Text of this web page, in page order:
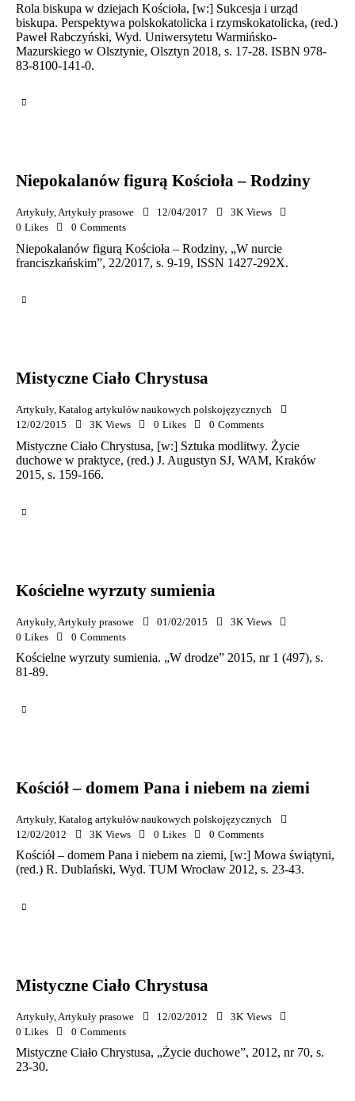
Rola biskupa w dziejach Kościoła, [w:] Sukcesja i urząd
biskupa. Perspektywa polskokatolicka i rzymskokatolicka, (red.)
Paweł Rabczyński, Wyd. Uniwersytetu Warmińsko-
Mazurskiego w Olsztynie, Olsztyn 2018, s. 17-28. ISBN 978-
83-8100-141-0.
Niepokalanów figurą Kościoła – Rodziny
Artykuły,Artykuły prasowe 12/04/2017 3K Views
0 Likes 0 Comments
Niepokalanów figurą Kościoła – Rodziny, „W nurcie
franciszkańskim”, 22/2017, s. 9-19, ISSN 1427-292X.
Mistyczne Ciało Chrystusa
Artykuły, Katalog artykułów naukowych polskojęzycznych
12/02/2015
3K Views 0 Likes 0 Comments
Mistyczne Ciało Chrystusa, [w:] Sztuka modlitwy. Życie
duchowe w praktyce, (red.) J. Augustyn SJ, WAM, Kraków
2015, s. 159-166.
Kościelne wyrzuty sumienia
Artykuły, Artykuły prasowe 01/02/2015 3K Views
0 Likes 0 Comments
Kościelne wyrzuty sumienia. „W drodze” 2015, nr 1 (497), s.
81-89.
Kościół – domem Pana i niebem na ziemi
Artykuły, Katalog artykułów naukowych polskojęzycznych
12/02/2012
3K Views 0 Likes 0 Comments
Kościół – domem Pana i niebem na ziemi, [w:] Mowa świątyni,
(red.) R. Dublański, Wyd. TUM Wrocław 2012, s. 23-43.
Mistyczne Ciało Chrystusa
Artykuły, Artykuły prasowe 12/02/2012 3K Views
0 Likes 0 Comments
Mistyczne Ciało Chrystusa, „Życie duchowe”, 2012, nr 70, s.
23-30.